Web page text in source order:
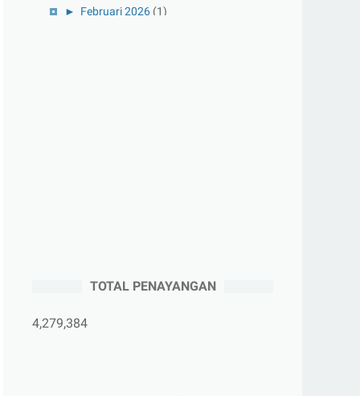
► Februari 2026 (1)
April 2025 (5)
►Maret 2025
TOTAL PENAYANGAN
4,279,384